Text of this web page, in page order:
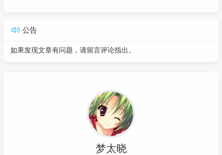
公告
如果发现文章有问题，请留言评论指出。
梦太晓